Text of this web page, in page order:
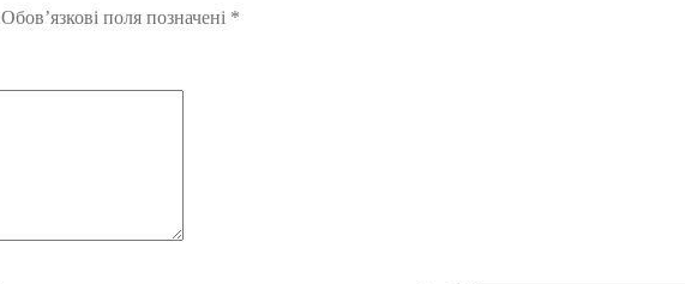
Обов’язкові поля позначені *